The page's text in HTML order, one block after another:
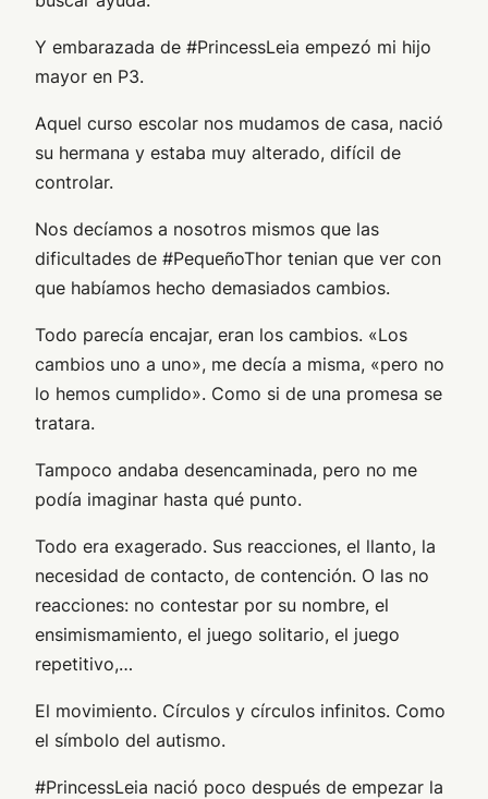
Y embarazada de #PrincessLeia empezó mi hijo
mayor en P3.
Aquel curso escolar nos mudamos de casa, nació
su hermana y estaba muy alterado, difícil de
controlar.
Nos decíamos a nosotros mismos que las
dificultades de #PequeñoThor tenian que ver con
que habíamos hecho demasiados cambios.
Todo parecía encajar, eran los cambios. «Los
cambios uno a uno», me decía a misma, «pero no
lo hemos cumplido». Como si de una promesa se
tratara.
Tampoco andaba desencaminada, pero no me
podía imaginar hasta qué punto.
Todo era exagerado. Sus reacciones, el llanto, la
necesidad de contacto, de contención. O las no
reacciones: no contestar por su nombre, el
ensimismamiento, el juego solitario, el juego
repetitivo,…
El movimiento. Círculos y círculos infinitos. Como
el símbolo del autismo.
#PrincessLeia nació poco después de empezar la